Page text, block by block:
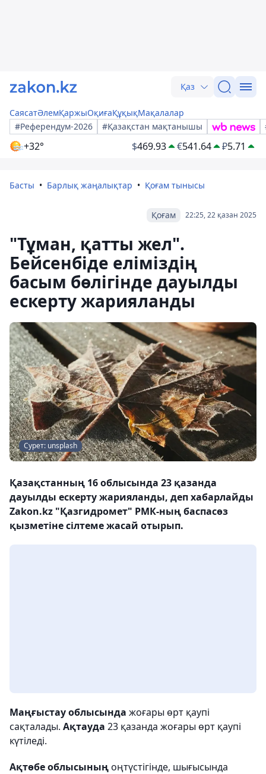
Қаз
СаясатӘлемҚаржыОқиғаҚұқықМақалалар
#Референдум-2026
#Қазақстан мақтанышы
+32° $469.93 €541.64 ₽5.71
Басты Барлық жаңалықтар Қоғам тынысы
22:25, 22 қазан 2025
Қоғам
"Тұман, қатты жел".
Бейсенбіде еліміздің
басым бөлігінде дауылды
ескерту жарияланды
Сурет: unsplash
Қазақстанның 16 облысында 23 қазанда
дауылды ескерту жарияланды, деп хабарлайды
Zakon.kz "Қазгидромет" РМК-ның баспасөз
қызметіне сілтеме жасай отырып.
Маңғыстау облысында жоғары өрт қаупі
сақталады. Ақтауда 23 қазанда жоғары өрт қаупі
күтіледі.
Ақтөбе облысыныңоңтүстігінде, шығысында